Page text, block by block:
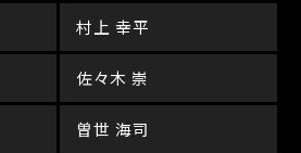
村上 幸平
佐々木 崇
曽世 海司